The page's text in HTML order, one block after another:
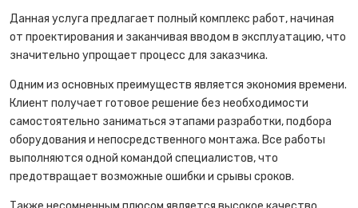
Данная услуга предлагает полный комплекс работ, начиная
от проектирования и заканчивая вводом в эксплуатацию, что
значительно упрощает процесс для заказчика.
Одним из основных преимуществ является экономия времени.
Клиент получает готовое решение без необходимости
самостоятельно заниматься этапами разработки, подбора
оборудования и непосредственного монтажа. Все работы
выполняются одной командой специалистов, что
предотвращает возможные ошибки и срывы сроков.